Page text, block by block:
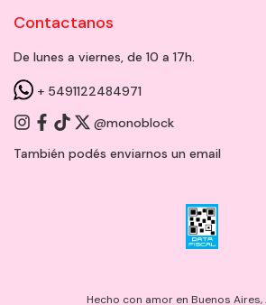
Contactanos
De lunes a viernes, de 10 a 17h.
+ 5491122484971
@monoblock
También podés enviarnos un email
Hecho con amor en Buenos Aires,